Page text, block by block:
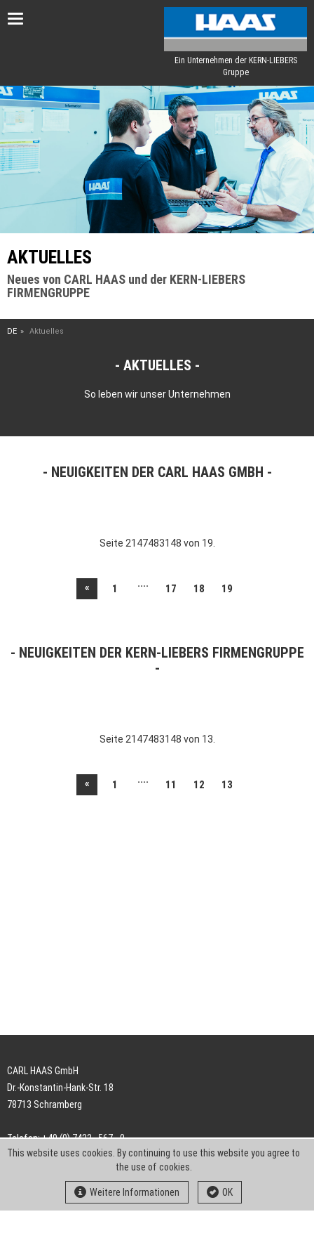
Toggle
Ein Unternehmen der KERN-LIEBERS
Gruppe
AKTUELLES
Neues von CARL HAAS und der KERN-LIEBERS
FIRMENGRUPPE
DE Aktuelles
AKTUELLES
So leben wir unser Unternehmen
NEUIGKEITEN DER CARL HAAS GMBH
Seite 2147483148 von 19.
« 1 .... 17 18 19
NEUIGKEITEN DER KERN-LIEBERS FIRMENGRUPPE
Seite 2147483148 von 13.
« 1 .... 11 12 13
CARL HAAS GmbH
Dr.-Konstantin-Hank-Str. 18
78713 Schramberg
Telefon: +49 (0) 7422 . 567 - 0
Telefax: +49 (0) 7422 . 567 - 239
info-ch@kern-liebers.com
This website uses cookies. By continuing to use this website you agree to
the use of cookies.
Weitere Informationen OK